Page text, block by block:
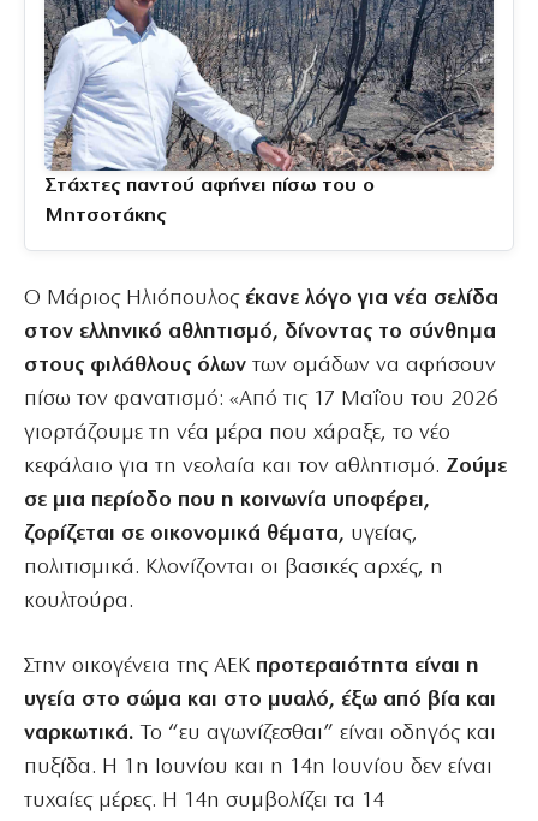
Στάχτες παντού αφήνει πίσω του ο
Μητσοτάκης
Ο Μάριος Ηλιόπουλος έκανε λόγο για νέα σελίδα
στον ελληνικό αθλητισμό, δίνοντας το σύνθημα
στους φιλάθλους όλων των ομάδων να αφήσουν
πίσω τον φανατισμό: «Από τις 17 Μαΐου του 2026
γιορτάζουμε τη νέα μέρα που χάραξε, το νέο
κεφάλαιο για τη νεολαία και τον αθλητισμό. Ζούμε
σε μια περίοδο που η κοινωνία υποφέρει,
ζορίζεται σε οικονομικά θέματα, υγείας,
πολιτισμικά. Κλονίζονται οι βασικές αρχές, η
κουλτούρα.
Στην οικογένεια της ΑΕΚ προτεραιότητα είναι η
υγεία στο σώμα και στο μυαλό, έξω από βία και
ναρκωτικά. Το “ευ αγωνίζεσθαι” είναι οδηγός και
πυξίδα. Η 1η Ιουνίου και η 14η Ιουνίου δεν είναι
τυχαίες μέρες. Η 14η συμβολίζει τα 14